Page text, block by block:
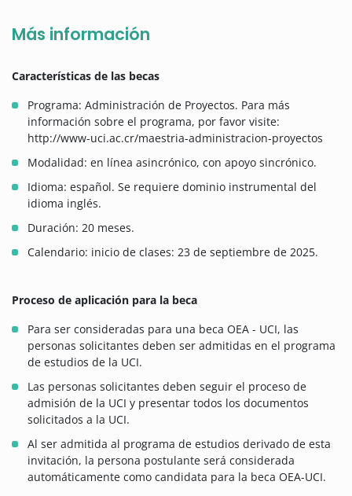
Más información
Características de las becas
Programa: Administración de Proyectos. Para más
información sobre el programa, por favor visite:
http://www-uci.ac.cr/maestria-administracion-proyectos
Modalidad: en línea asincrónico, con apoyo sincrónico.
Idioma: español. Se requiere dominio instrumental del
idioma inglés.
Duración: 20 meses.
Calendario: inicio de clases: 23 de septiembre de 2025.
Proceso de aplicación para la beca
Para ser consideradas para una beca OEA - UCI, las
personas solicitantes deben ser admitidas en el programa
de estudios de la UCI.
Las personas solicitantes deben seguir el proceso de
admisión de la UCI y presentar todos los documentos
solicitados a la UCI.
Al ser admitida al programa de estudios derivado de esta
invitación, la persona postulante será considerada
automáticamente como candidata para la beca OEA-UCI.